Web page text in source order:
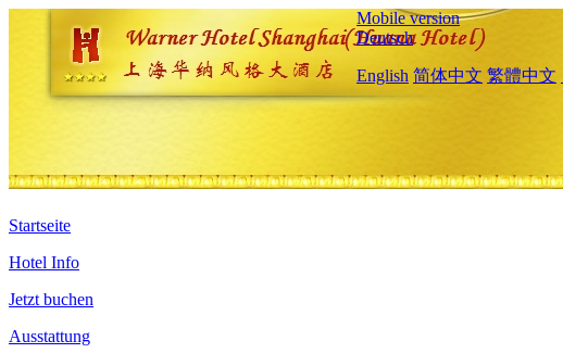
Mobile version
Deutsch
English 简体中文 繁體中文
Startseite
Hotel Info
Jetzt buchen
Ausstattung